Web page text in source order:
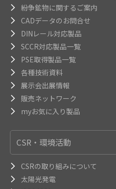
紛争鉱物に関するご案内
CADデータのお問合せ
DINレール対応製品
SCCR対応製品一覧
PSE取得製品一覧
各種技術資料
展示会出展情報
販売ネットワーク
myお気に入り製品
CSR・環境活動
CSRの取り組みについて
太陽光発電